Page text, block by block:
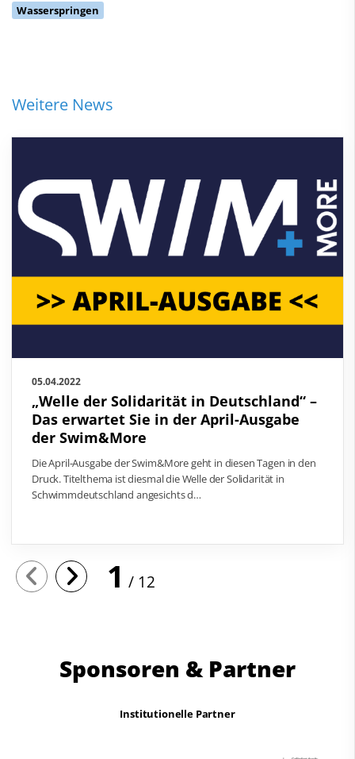
Wasserspringen
Weitere News
05.04.2022
„Welle der Solidarität in Deutschland“ –
Das erwartet Sie in der April-Ausgabe
der Swim&More
Die April-Ausgabe der Swim&More geht in diesen Tagen in den
Druck. Titelthema ist diesmal die Welle der Solidarität in
Schwimmdeutschland angesichts d…
1 12
Sponsoren & Partner
Institutionelle Partner